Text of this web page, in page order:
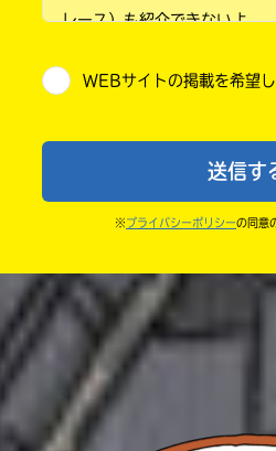
小学6年
中学1年
高校生以上
レース）も紹介できないよ。
・送ってからすぐには紹介さ
ならないよう気をつけてね。
・キャンペーン開催中は、投
・ポプラ社の宣伝物で紹介さ
よ。
・かき終えたら、人を傷つけ
きこんでいたり、字がまちが
みなおしてみてね。
WEBサイトの掲載を希望
送信す
※ プライバシーポリシーの同意